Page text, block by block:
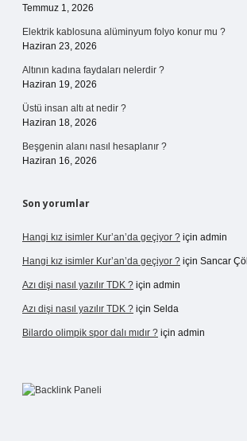
Temmuz 1, 2026
Elektrik kablosuna alüminyum folyo konur mu ?
Haziran 23, 2026
Altının kadına faydaları nelerdir ?
Haziran 19, 2026
Üstü insan altı at nedir ?
Haziran 18, 2026
Beşgenin alanı nasıl hesaplanır ?
Haziran 16, 2026
Son yorumlar
Hangi kız isimler Kur’an’da geçiyor ? için admin
Hangi kız isimler Kur’an’da geçiyor ? için Sancar Çöl
Azı dişi nasıl yazılır TDK ? için admin
Azı dişi nasıl yazılır TDK ? için Selda
Bilardo olimpik spor dalı mıdır ? için admin